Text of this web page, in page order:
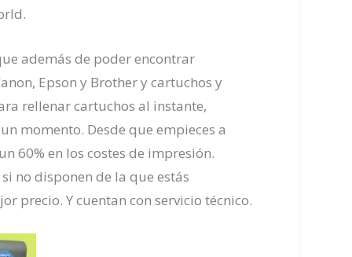
además de poder encontrar
Epson y Brother y cartuchos y
rellenar cartuchos al instante,
momento. Desde que empieces a
60% en los costes de impresión.
no disponen de la que estás
precio. Y cuentan con servicio técnico.